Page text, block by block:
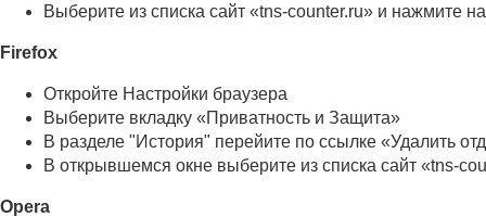
Выберите из списка сайт «tns-counter.ru» и нажмите
Firefox
Откройте Настройки браузера
Выберите вкладку «Приватность и Защита»
В разделе "История" перейите по ссылке «Удалить
В открывшемся окне выберите из списка сайт «tns-
Opera